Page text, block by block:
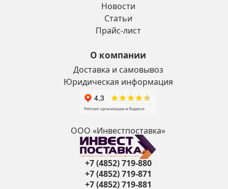
Новости
Статьи
Прайс-лист
О компании
Доставка и самовывоз
Юридическая информация
ООО «Инвестпоставка»
+7 (4852) 719-880
+7 (4852) 719-871
+7 (4852) 719-881